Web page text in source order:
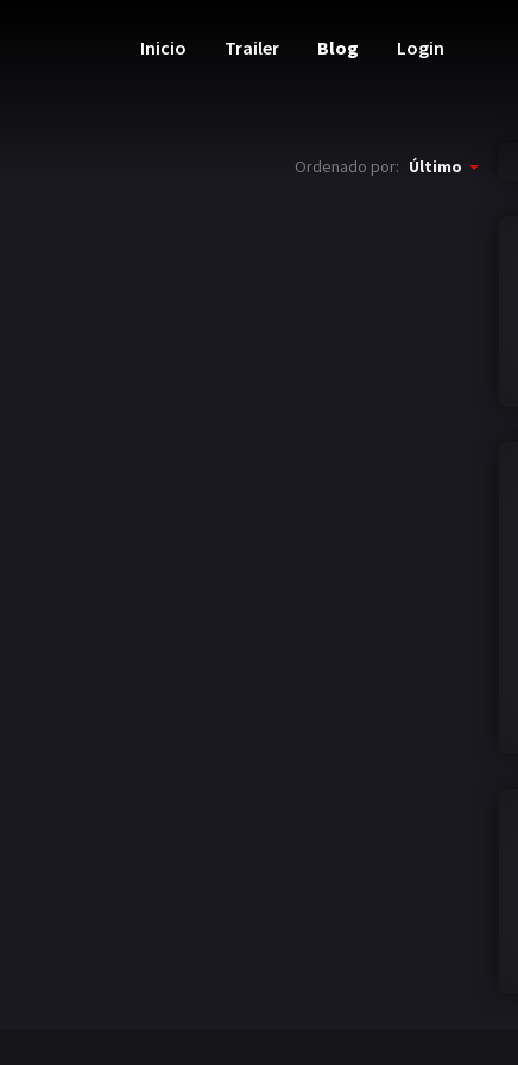
Inicio Trailer Blog Login
Ordenado por: Último